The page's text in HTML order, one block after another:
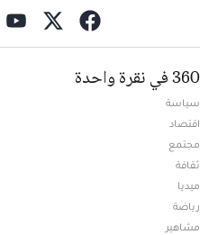
360 في نقرة واحدة
سياسة
اقتصاد
مجتمع
ثقافة
ميديا
رياضة
مشاهير